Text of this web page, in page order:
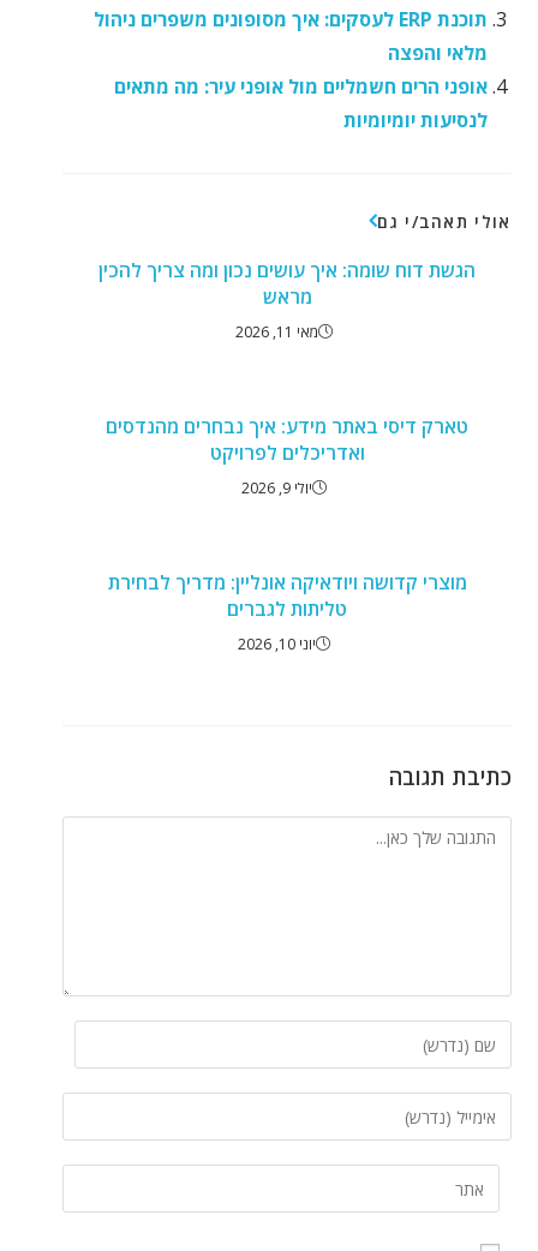
תוכנת ERP לעסקים: איך מסופונים משפרים ניהול
מלאי והפצה
אופני הרים חשמליים מול אופני עיר: מה מתאים
לנסיעות יומיומיות
אולי תאהב/י גם
הגשת דוח שומה: איך עושים נכון ומה צריך להכין
מראש
מאי 11, 2026
טארק דיסי באתר מידע: איך נבחרים מהנדסים
ואדריכלים לפרויקט
יולי 9, 2026
מוצרי קדושה ויודאיקה אונליין: מדריך לבחירת
טליתות לגברים
יוני 10, 2026
כתיבת תגובה